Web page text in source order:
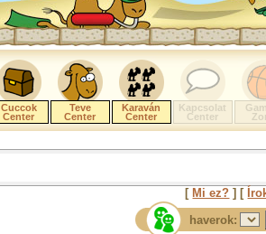
Cuccok
Center
Teve
Center
Karaván
Center
Kapcsolat
Center
[ Mi ez? ] [
haverok: